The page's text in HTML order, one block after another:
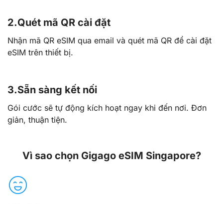
2.Quét mã QR cài đặt
Nhận mã QR eSIM qua email và quét mã QR để cài đặt
eSIM trên thiết bị.
3.Sẵn sàng kết nối
Gói cước sẽ tự động kích hoạt ngay khi đến nơi. Đơn
giản, thuận tiện.
Vì sao chọn Gigago eSIM Singapore?